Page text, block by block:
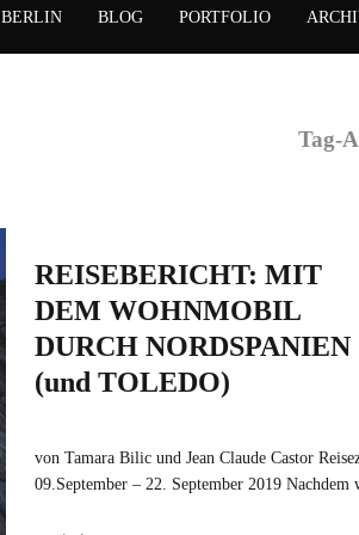
BERLIN BLOG PORTFOLIO
Tag-
REISEBERICHT: MIT
DEM WOHNMOBIL
DURCH NORDSPANIEN
(und TOLEDO)
von Tamara Bilic und Jean Claude Castor
09.September – 22. September 2019 Nachdem